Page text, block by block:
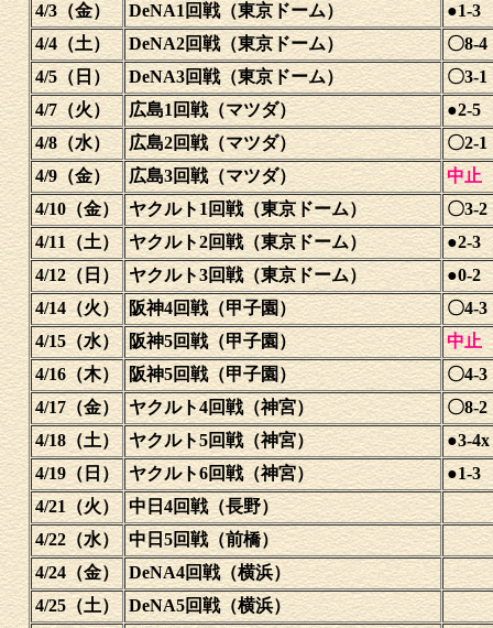
4/3（金）
DeNA1回戦（東京ドーム）
●1-3
4/4（土）
DeNA2回戦（東京ドーム）
〇8-4
4/5（日）
DeNA3回戦（東京ドーム）
〇3-1
4/7（火）
広島1回戦（マツダ）
●2-5
4/8（水）
広島2回戦（マツダ）
〇2-1
4/9（金）
広島3回戦（マツダ）
中止
4/10（金） ヤクルト1回戦（東京ドーム）
〇3-2
4/11（土） ヤクルト2回戦（東京ドーム）
●2-3
4/12（日） ヤクルト3回戦（東京ドーム）
●0-2
4/14（火）
阪神4回戦（甲子園）
〇4-3
4/15（水） 阪神5回戦（甲子園）
中止
4/16（木）
阪神5回戦（甲子園）
〇4-3
4/17（金） ヤクルト4回戦（神宮）
〇8-2
4/18（土） ヤクルト5回戦（神宮）
●3-4x
4/19（日） ヤクルト6回戦（神宮）
●1-3
4/21（火） 中日4回戦（長野）
4/22（水）
中日5回戦（前橋）
4/24（金）
DeNA4回戦（横浜）
4/25（土） DeNA5回戦（横浜）